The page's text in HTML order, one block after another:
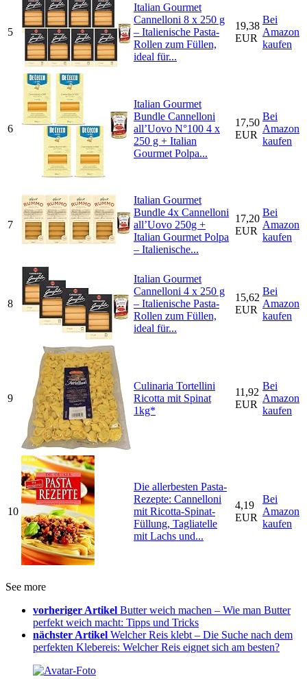
5
Italian Gourmet
Cannelloni 8 x 250 g
– Italienische Pasta-
Rollen zum Füllen,
ideal für...
19,38
EUR
Bei
Amazon
kaufen
6
Italian Gourmet
Bundle Cannelloni
all’Uovo N°100 4 x
250 g + Italian
Gourmet Polpa...
17,50
EUR
Bei
Amazon
kaufen
7
Italian Gourmet
Bundle 4x Cannelloni
all’Uovo 250g +
Italian Gourmet Polpa
– Italienische...
17,20
EUR
Bei
Amazon
kaufen
8
Italian Gourmet
Cannelloni 4 x 250 g
– Italienische Pasta-
Rollen zum Füllen,
ideal für...
15,62
EUR
Bei
Amazon
kaufen
9
Culinaria Tortellini
Ricotta mit Spinat
1kg*
11,92
EUR
Bei
Amazon
kaufen
10
Die allerbesten Pasta-
Rezepte: Cannelloni
mit Ricotta-Spinat-
Füllung, Tagliatelle
mit Lachs und...
4,19
EUR
Bei
Amazon
kaufen
See more
vorheriger Artikel Butter weich machen – Wie man Butter
perfekt weich macht: Tipps und Tricks
nächster Artikel Welcher Reis klebt – Die Suche nach dem
perfekten Klebereis: Welcher Reis eignet sich am besten?